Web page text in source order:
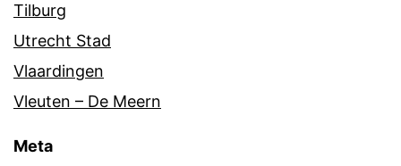
Tilburg
Utrecht Stad
Vlaardingen
Vleuten – De Meern
Meta